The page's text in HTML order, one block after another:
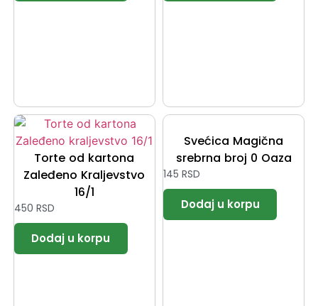
Torte od kartona
Zaleđeno Kraljevstvo
16/1
450 RSD
Svećica Magična
srebrna broj 0 Oaza
145 RSD